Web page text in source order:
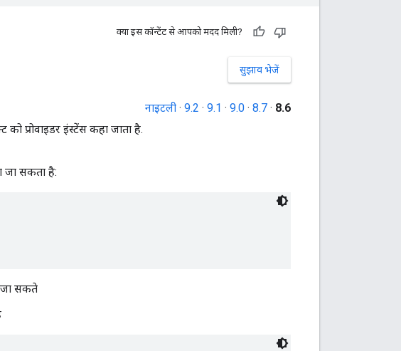
क्या इस कॉन्टेंट से आपको मदद मिली?
सुझाव भेजें
नाइटली · 9.2 · 9.1 · 9.0 · 8.7 · 8.6
प्रोवाइडर इंस्टेंस कहा जाता है.
जा सकता है:
जा सकते